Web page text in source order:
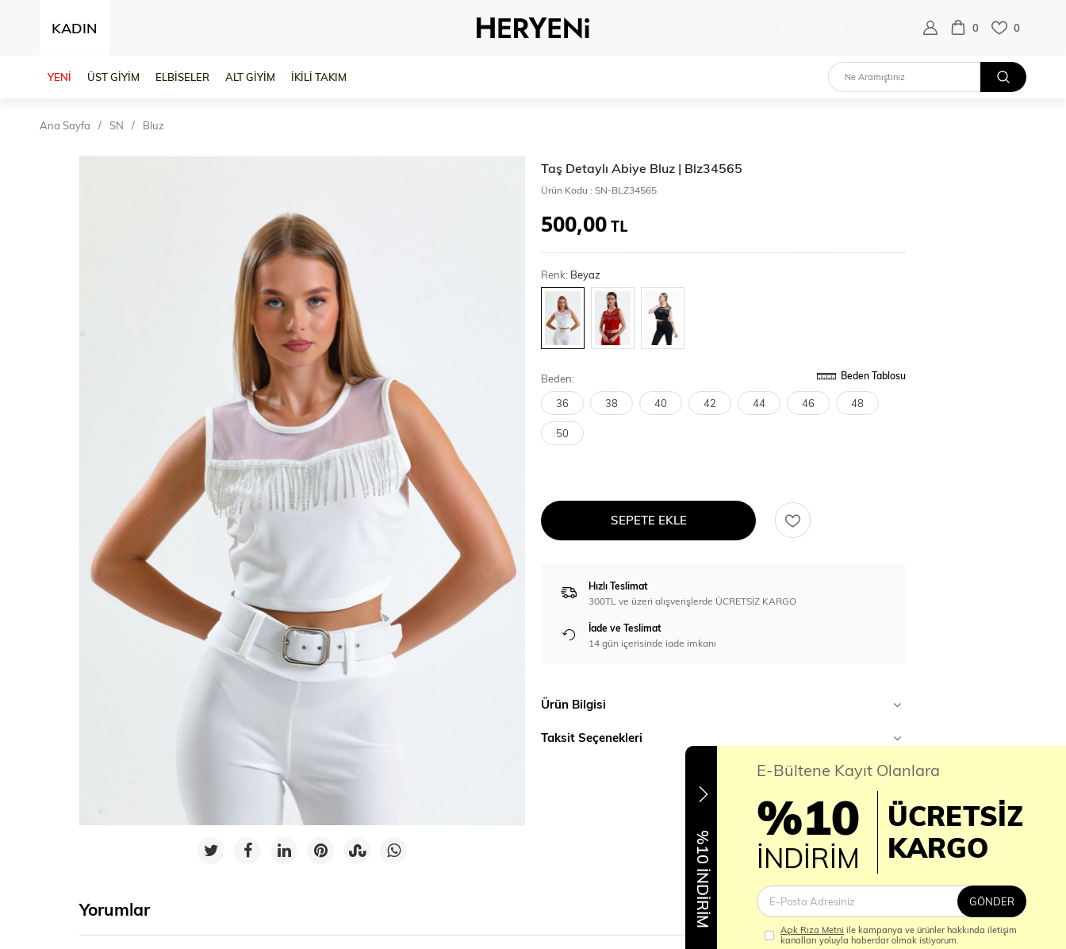
KADIN 0 0
YENİ ÜST GİYİM ELBİSELER ALT GİYİM İKİLİ TAKIM
Ana Sayfa SN Bluz
Taş Detaylı Abiye Bluz | Blz34565
Ürün Kodu : SN-BLZ34565
500,00TL
Renk: Beyaz
Beden: Beden Tablosu
36 38 40 42 44 46 48
50
SEPETE EKLE
Hızlı Teslimat
300TL ve üzeri alışverişlerde ÜCRETSİZ KARGO
İade ve Teslimat
14 gün içerisinde iade imkanı
Ürün Bilgisi
Taksit Seçenekleri
Yorumlar %10 İNDİRİM
E-Bültene Kayıt Olanlara
%10
İNDİRİM
ÜCRETSİZ
KARGO
GÖNDER
Açık Rıza Metni ile kampanya ve ürünler hakkında iletişim
kanalları yoluyla haberdar olmak istiyorum.